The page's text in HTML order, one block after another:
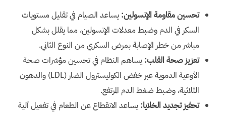
تحسين مقاومة الإنسولين: يساعد الصيام في تقليل مستويات
السكر في الدم وضبط معدلات الإنسولين، مما يقلل بشكل
مباشر من خطر الإصابة بمرض السكري من النوع الثاني.
تعزيز صحة القلب: يساهم النظام في تحسين مؤشرات صحة
الأوعية الدموية عبر خفض الكوليسترول الضار (LDL) والدهون
الثلاثية، وضبط ضغط الدم المرتفع.
تحفيز تجديد الخلايا: يساعد الانقطاع عن الطعام في تفعيل آلية